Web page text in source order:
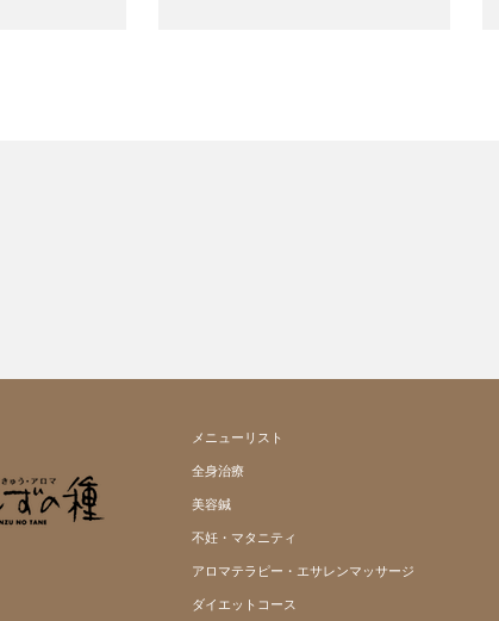
メニューリスト
全身治療
美容鍼
不妊・マタニティ
アロマテラピー・エサレンマッサージ
ダイエットコース